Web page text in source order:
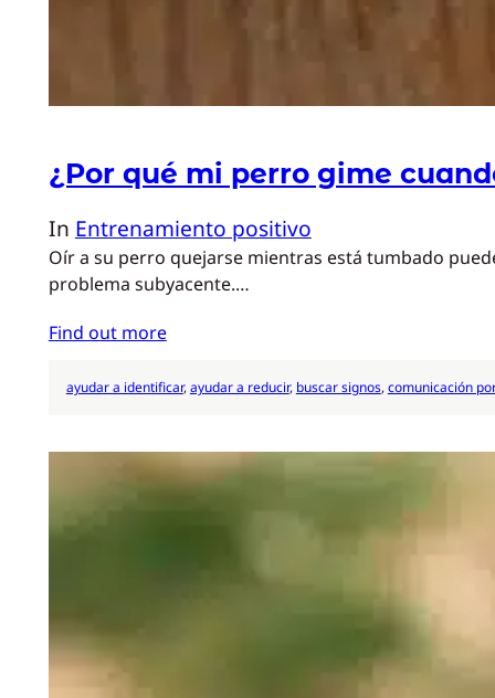
¿Por qué mi perro gime
In Entrenamiento positivo
Oír a su perro quejarse mientras está tumbado
problema subyacente.…
Find out more
ayudar a identificar, ayudar a reducir, buscar signos, comunicación